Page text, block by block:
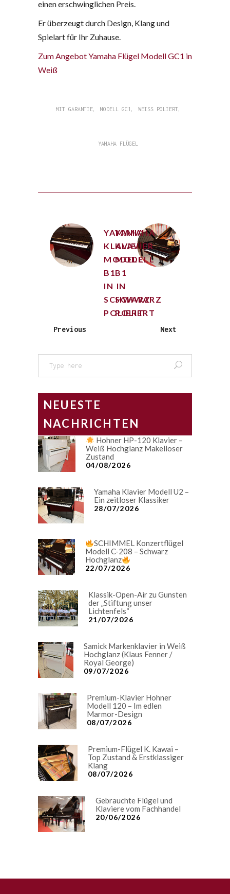
einen erschwinglichen Preis.
Er überzeugt durch Design, Klang und
Spielart für Ihr Zuhause.
Zum Angebot Yamaha Flügel Modell GC1 in
Weiß
MIT GARANTIE, MODELL GC1 , WEISS POLIERT ,
YAMAHA FLÜGEL
YAMAHA
KLAVIER
MODELL
B1
IN
SCHWARZ
POLIERT
Previous
YAMAHA
KLAVIER
MODELL
B1
IN
SCHWARZ
POLIERT
Next
NEUESTE
NACHRICHTEN
Hohner HP-120 Klavier –
Weiß Hochglanz Makelloser
Zustand
04/08/2026
Yamaha Klavier Modell U2 –
Ein zeitloser Klassiker
28/07/2026
SCHIMMEL Konzertflügel
Modell C-208 – Schwarz
Hochglanz
22/07/2026
Klassik-Open-Air zu Gunsten
der „Stiftung unser
Lichtenfels“
21/07/2026
Samick Markenklavier in Weiß
Hochglanz (Klaus Fenner /
Royal George)
09/07/2026
Premium-Klavier Hohner
Modell 120 – Im edlen
Marmor-Design
08/07/2026
Premium-Flügel K. Kawai –
Top Zustand & Erstklassiger
Klang
08/07/2026
Gebrauchte Flügel und
Klaviere vom Fachhandel
20/06/2026